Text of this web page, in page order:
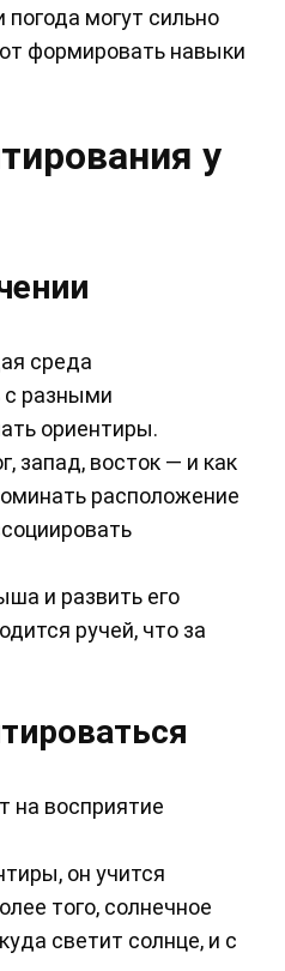
могут сильно
формировать навыки
у
среда
с разными
ориентиры.
запад, восток — и как
расположение
и развить его
ручей, что за
на восприятие
он учится
того, солнечное
светит солнце, и с